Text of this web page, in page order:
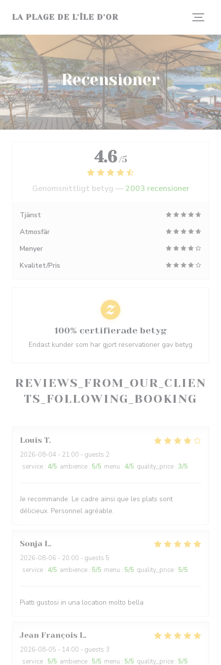
LA PLAGE DE L'ÎLE D'OR
Recensioner
REVIEWS_FROM_OUR_CLIEN
TS_FOLLOWING_BOOKING
Louis T
2026-08-04 - 21:00 - guests 2
service : 4/5 ambience : 5/5 menu : 4/5 quality_price : 3/5
Je recommande. Le cadre ainsi que les plats sont
délicieux. Personnel agréable.
Sonja L
2026-08-06 - 20:00 - guests 5
service : 4/5 ambience : 5/5 menu : 5/5 quality_price : 5/5
Piatti gustosi in una location molto bella
Jean François L
2026-08-05 - 14:00 - guests 3
service : 5/5 ambience : 5/5 menu : 5/5 quality_price : 5/5
4.6 /5
Genomsnittligt betyg — 2003 recensioner
Tjänst
Atmosfär
Menyer
Kvalitet/Pris
100% certifierade betyg
Endast kunder som har gjort reservationer gav betyg